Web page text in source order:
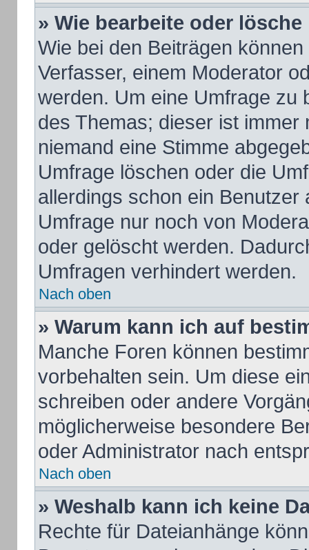
» Wie bearbeite oder
Wie bei den Beiträgen
Verfasser, einem Moderator
werden. Um eine Umfrage zu
des Themas; dieser ist
niemand eine Stimme
Umfrage löschen oder die
allerdings schon ein
Umfrage nur noch von
oder gelöscht werden.
Umfragen verhindert werden.
Nach oben
» Warum kann ich auf
Manche Foren können
vorbehalten sein. Um diese
schreiben oder andere
möglicherweise besondere
oder Administrator nach
Nach oben
» Weshalb kann ich keine
Rechte für Dateianhänge